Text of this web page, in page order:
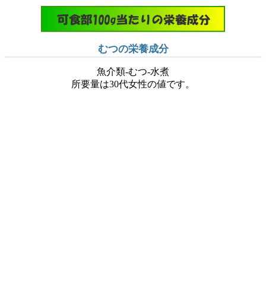
むつの栄養成分
魚介類-むつ-水煮
所要量は30代女性の値です。